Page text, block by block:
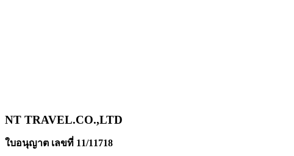
NT TRAVEL.CO.,LTD
ใบอนุญาต เลขที่ 11/11718